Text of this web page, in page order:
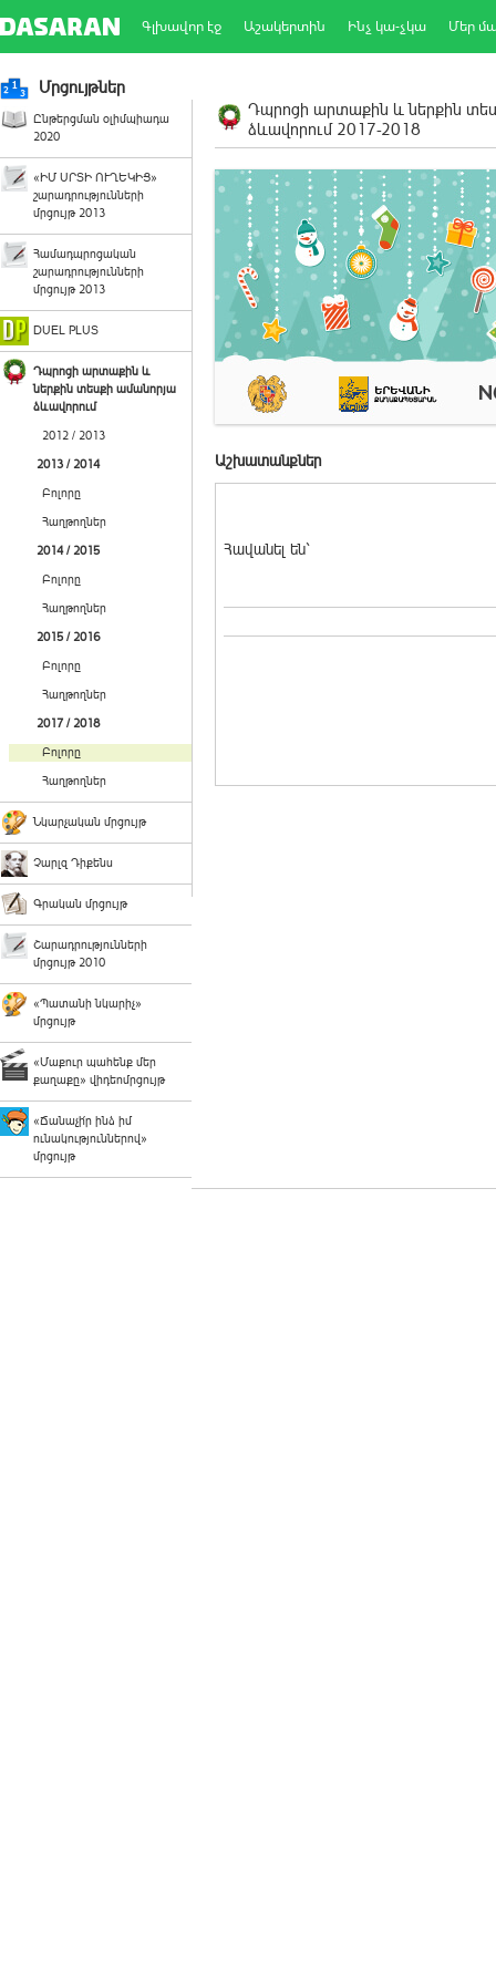
Գլխավոր էջ Աշակերտին Ինչ կա-չկա Մեր
Մրցույթներ
Ընթերցման օլիմպիադա
2020
«ԻՄ ՍՐՏԻ ՈՒՂԵԿԻՑ»
շարադրությունների
մրցույթ 2013
Համադպրոցական
շարադրությունների
մրցույթ 2013
DUEL PLUS
Դպրոցի արտաքին և
ներքին տեսքի ամանորյա
ձևավորում
2012 / 2013
2013 / 2014
Բոլորը
Հաղթողներ
2014 / 2015
Բոլորը
Հաղթողներ
2015 / 2016
Բոլորը
Հաղթողներ
2017 / 2018
Բոլորը
Հաղթողներ
Նկարչական մրցույթ
Չարլզ Դիքենս
Գրական մրցույթ
Շարադրությունների
մրցույթ 2010
«Պատանի նկարիչ»
մրցույթ
«Մաքուր պահենք մեր
քաղաքը» վիդեոմրցույթ
«Ճանաչի՛ր ինձ իմ
ունակություններով»
մրցույթ
Դպրոցի արտաքին և ներքին
ձևավորում 2017-2018
Աշխատանքներ
Հավանել են`